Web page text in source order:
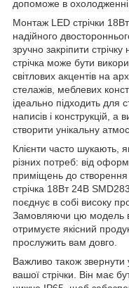
допоможе в охолодженні
Монтаж LED стрічки
надійного
зручно закріпити
стрічка може бути
світлових акцентів на
стелажів, меблевих
ідеально підходить для
написів і конструкцій,
створити унікальну
Клієнти часто шукають,
різних потреб: від
приміщень до створення
стрічка 18Вт 24В
поєднує в собі високу
Замовляючи цю модель
отримуєте якісний
прослужить вам довго.
Важливо також звернути
вашої стрічки. Він має